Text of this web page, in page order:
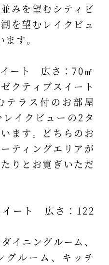
みを望むシティビ
を望むレイクビュ
す。
ート 広さ：70㎡
クティブスイート
テラス付のお部屋
イクビューの2タ
ます。どちらのお
ティングエリアが
りとお寛ぎいただ
イート 広さ：122
イニングルーム、
グルーム、キッチ